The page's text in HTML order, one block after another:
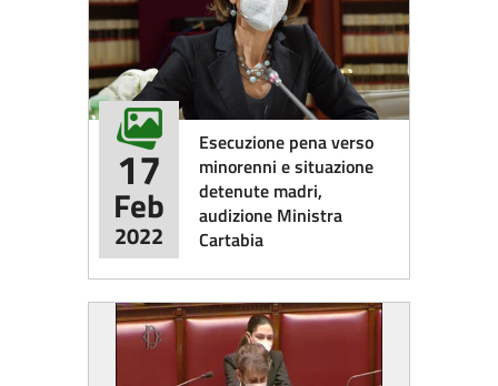
Esecuzione pena verso
minorenni e situazione
detenute madri,
audizione Ministra
Cartabia
17
Feb
2022